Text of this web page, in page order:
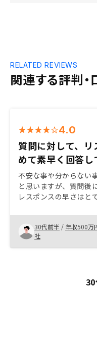
関連する評判・
RELATED REVIEWS
4.0
質問に対して、リ
めて素早く回答し
不安な事や分からない
と思いますが、質問後
レスポンスの早さはと
将来のリスクも含め
信頼でき、購入を決断
資には良いイメージを
す。その辺の見えない
性がある説明をしてく
す。 また、現在も色
30代前半 / 年収500万
社